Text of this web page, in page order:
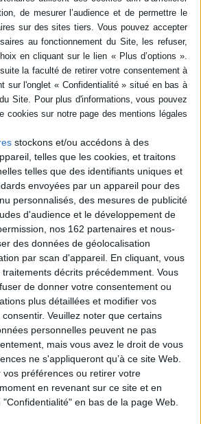
stockons et/ou accédons à des
telles que les cookies, et traitons
telles que des identifiants uniques et
envoyées par un appareil pour des
personnalisés, des mesures de publicité
d'audience et le développement de
nos 162 partenaires et nous-
des données de géolocalisation
par scan d'appareil. En cliquant, vous
décrits précédemment. Vous
de donner votre consentement ou
plus détaillées et modifier vos
Veuillez noter que certains
personnelles peuvent ne pas
mais vous avez le droit de vous
ne s'appliqueront qu’à ce site Web.
vos préférences ou retirer votre
en revenant sur ce site et en
en bas de la page Web.
#ClubAdos
Le rendez-vous mensuel des ados